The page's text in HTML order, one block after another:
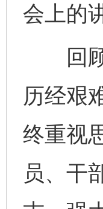
会上的
回顾
历经艰
终重视
员、干